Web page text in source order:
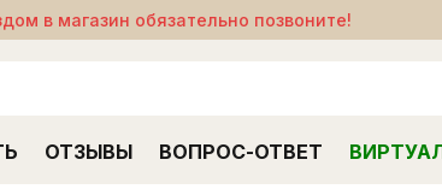
в магазин обязательно позвоните!
ОТЗЫВЫ ВОПРОС-ОТВЕТ